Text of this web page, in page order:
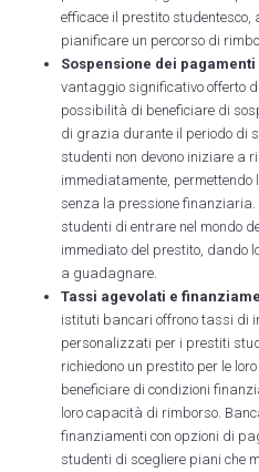
efficace il prestito
pianificare un percorso di
Sospensione dei
vantaggio significativo offerto
possibilità di beneficiare di
di grazia durante il periodo di
studenti non devono iniziare a
immediatamente,
senza la pressione
studenti di entrare nel mondo
immediato del prestito, dando
a guadagnare.
Tassi agevolati e
istituti bancari offrono tassi di
personalizzati per i prestiti
richiedono un prestito per le
beneficiare di condizioni
loro capacità di rimborso.
finanziamenti con opzioni di
studenti di scegliere piani che